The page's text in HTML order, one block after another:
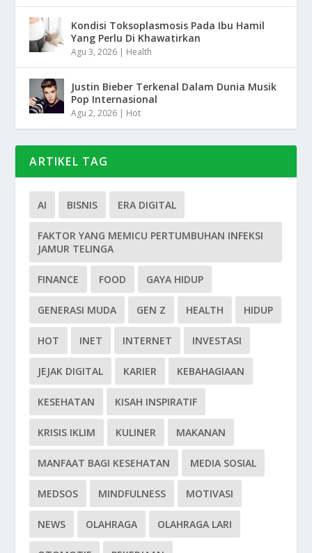
Kondisi Toksoplasmosis Pada Ibu Hamil
Yang Perlu Di Khawatirkan
Agu 3, 2026 | Health
Justin Bieber Terkenal Dalam Dunia Musik
Pop Internasional
Agu 2, 2026 | Hot
ARTIKEL TAG
AI BISNIS ERA DIGITAL
FAKTOR YANG MEMICU PERTUMBUHAN INFEKSI
JAMUR TELINGA
FINANCE FOOD GAYA HIDUP
GENERASI MUDA GEN Z HEALTH HIDUP
HOT INET INTERNET INVESTASI
JEJAK DIGITAL KARIER KEBAHAGIAAN
KESEHATAN KISAH INSPIRATIF
KRISIS IKLIM KULINER MAKANAN
MANFAAT BAGI KESEHATAN MEDIA SOSIAL
MEDSOS MINDFULNESS MOTIVASI
NEWS OLAHRAGA OLAHRAGA LARI